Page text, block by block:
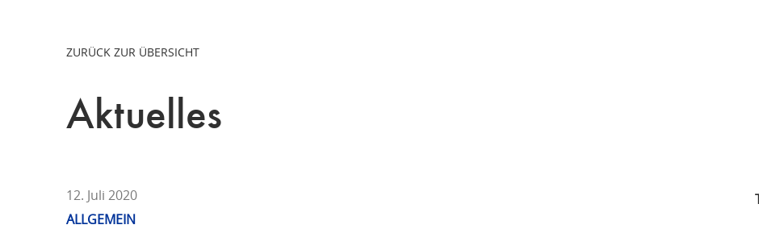
Ü
ZURÜCK ZUR ÜBERSICHT
Aktuelles
12. Juli 2020
ALLGEMEIN